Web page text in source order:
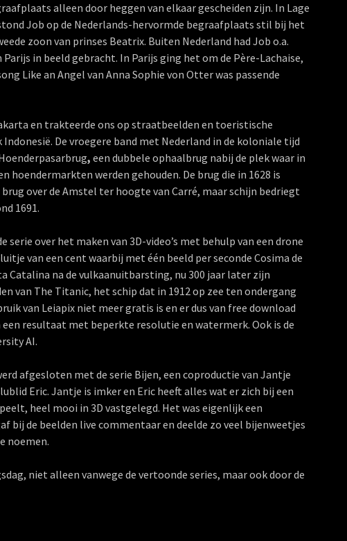
alleen door heggen van elkaar gescheiden zijn. In Lage
Job op de Nederlands-hervormde begraafplaats stil bij het
zoon van prinses Beatrix. Buiten Nederland had Job o.a.
in beeld gebracht. In Parijs ging het om de Père-Lachaise,
Like an Angel van Anna Sophie von Otter was passende
en trakteerde ons op straatbeelden en toeristische
De vroegere band met Nederland in de koloniale tijd
, een dubbele ophaalbrug nabij de plek waar in
hoendermarkten werden gehouden. De brug die in 1628 is
over de Amstel ter hoogte van Carré, maar schijn bedriegt
1691.
serie over het maken van 3D-video’s met behulp van een drone
van een cent waarbij met één beeld per seconde Cosima de
Catalina na de vulkaanuitbarsting, nu 300 jaar later zijn
van The Titanic, het schip dat in 1912 op zee ten ondergang
van Leiapix niet meer gratis is en er dus van free download
resultaat met beperkte resolutie en watermerk. Ook is de
AI.
afgesloten met de serie Bijen, een coproductie van Jantje
Eric. Jantje is imker en Eric heeft alles wat er zich bij een
heel mooi in 3D vastgelegd. Het was eigenlijk een
bij de beelden live commentaar en deelde zo veel bijenweetjes
noemen.
niet alleen vanwege de vertoonde series, maar ook door de